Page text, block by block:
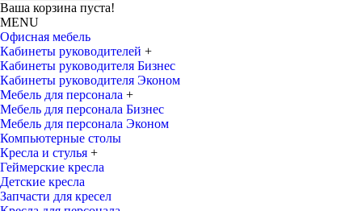
Ваша корзина пуста!
MENU
Офисная мебель
Кабинеты руководителей +
Кабинеты руководителя Бизнес
Кабинеты руководителя Эконом
Мебель для персонала +
Мебель для персонала Бизнес
Мебель для персонала Эконом
Компьютерные столы
Кресла и стулья +
Геймерские кресла
Детские кресла
Запчасти для кресел